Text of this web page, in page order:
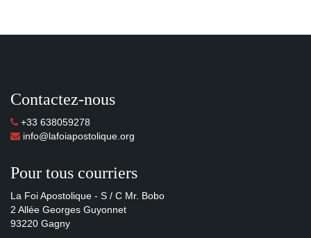
Contactez-nous
+33 638059278
info@lafoiapostolique.org
Pour tous courriers
La Foi Apostolique - S / C Mr. Bobo
2 Allée Georges Guyonnet
93220 Gagny